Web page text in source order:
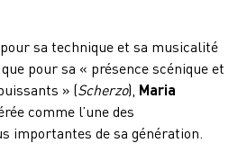
sa technique et sa musicalité
pour sa « présence scénique et
» (Scherzo), Maria
comme l’une des
importantes de sa génération.